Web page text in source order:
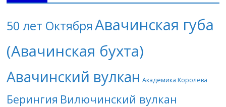
50 лет Октября Авачинская губа
(Авачинская бухта)
Авачинский вулкан Академика Королева
Берингия Вилючинский вулкан